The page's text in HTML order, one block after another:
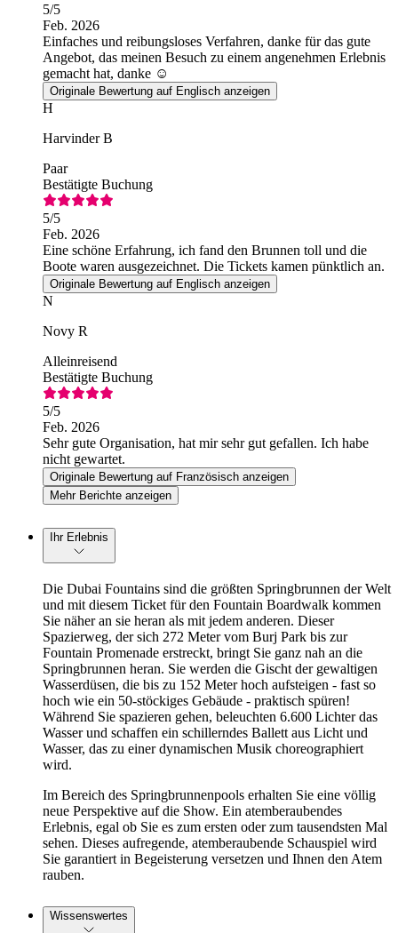
5/5
Feb. 2026
Einfaches und reibungsloses Verfahren, danke für das gute
Angebot, das meinen Besuch zu einem angenehmen Erlebnis
gemacht hat, danke ☺️
Originale Bewertung auf Englisch anzeigen
H
Harvinder B
Paar
Bestätigte Buchung
5/5
Feb. 2026
Eine schöne Erfahrung, ich fand den Brunnen toll und die
Boote waren ausgezeichnet. Die Tickets kamen pünktlich an.
Originale Bewertung auf Englisch anzeigen
N
Novy R
Alleinreisend
Bestätigte Buchung
5/5
Feb. 2026
Sehr gute Organisation, hat mir sehr gut gefallen. Ich habe
nicht gewartet.
Originale Bewertung auf Französisch anzeigen
Mehr Berichte anzeigen
Ihr Erlebnis
Die Dubai Fountains sind die größten Springbrunnen der Welt
und mit diesem Ticket für den Fountain Boardwalk kommen
Sie näher an sie heran als mit jedem anderen. Dieser
Spazierweg, der sich 272 Meter vom Burj Park bis zur
Fountain Promenade erstreckt, bringt Sie ganz nah an die
Springbrunnen heran. Sie werden die Gischt der gewaltigen
Wasserdüsen, die bis zu 152 Meter hoch aufsteigen - fast so
hoch wie ein 50-stöckiges Gebäude - praktisch spüren!
Während Sie spazieren gehen, beleuchten 6.600 Lichter das
Wasser und schaffen ein schillerndes Ballett aus Licht und
Wasser, das zu einer dynamischen Musik choreographiert
wird.
Im Bereich des Springbrunnenpools erhalten Sie eine völlig
neue Perspektive auf die Show. Ein atemberaubendes
Erlebnis, egal ob Sie es zum ersten oder zum tausendsten Mal
sehen. Dieses aufregende, atemberaubende Schauspiel wird
Sie garantiert in Begeisterung versetzen und Ihnen den Atem
rauben.
Wissenswertes